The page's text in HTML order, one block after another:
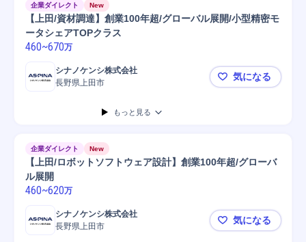
企業ダイレクト New
【上田/資材調達】創業100年超/グローバル展開/小型精密モ
ータシェアTOPクラス
460~670万
シナノケンシ株式会社
長野県上田市
【上田/資材
気になる
もっと見る
企業ダイレクト New
【上田/ロボットソフトウェア設計】創業100年超/グローバ
ル展開
460~620万
シナノケンシ株式会社
長野県上田市
【上田/ロボ
気になる